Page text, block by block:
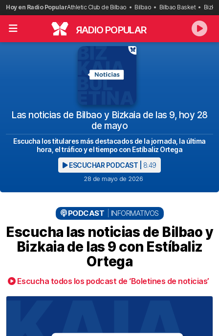
Saltar
al
contenido
Hoy en Radio PopularAthletic Club de Bilbao Bilbao Bilbao Basket
RADIO POPULAR
Las noticias de Bilbao y Bizkaia de las 9, hoy 28
de mayo
Escucha los titulares más destacados de la jornada, la última
hora, el tráfico y el tiempo con Estíbaliz Ortega
ESCUCHAR PODCAST | 8:49
28 de mayo de 2026
PODCAST INFORMATIVOS
Escucha las noticias de Bilbao y
Bizkaia de las 9 con Estíbaliz
Ortega
Escucha todos los podcast de ‘Boletines de noticias’